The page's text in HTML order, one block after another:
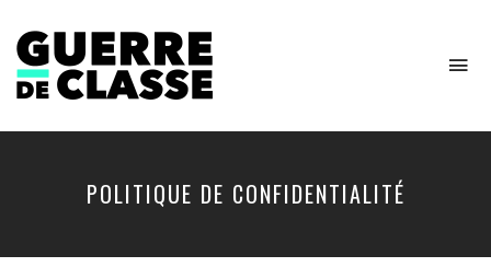
de
POLITIQUE DE CONFIDENTIALITÉ